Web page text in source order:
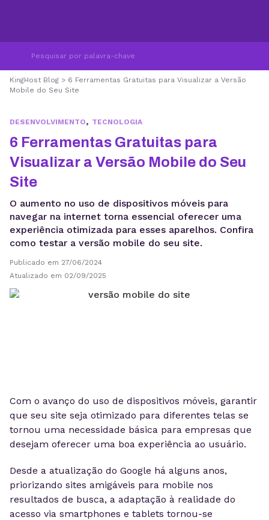
KingHost Blog > 6 Ferramentas Gratuitas para Visualizar a Versão
Mobile do Seu Site
DESENVOLVIMENTO, TECNOLOGIA
6 Ferramentas Gratuitas para
Visualizar a Versão Mobile do Seu
Site
O aumento no uso de dispositivos móveis para
navegar na internet torna essencial oferecer uma
experiência otimizada para esses aparelhos. Confira
como testar a versão mobile do seu site.
Publicado em 27/06/2024
Atualizado em 02/09/2025
Com o avanço do uso de dispositivos móveis, garantir
que seu site seja otimizado para diferentes telas se
tornou uma necessidade básica para empresas que
desejam oferecer uma boa experiência ao usuário.
Desde a atualização do Google há alguns anos,
priorizando sites amigáveis para mobile nos
resultados de busca, a adaptação à realidade do
acesso via smartphones e tablets tornou-se